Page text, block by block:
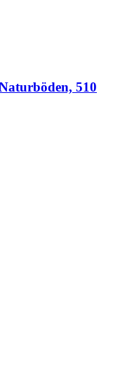
510